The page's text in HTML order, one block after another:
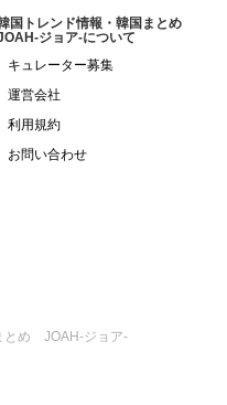
国トレンド情報・韓国まとめ
ジョア-について
キュレーター募集
運営会社
利用規約
お問い合わせ
とめ JOAH-ジョア-